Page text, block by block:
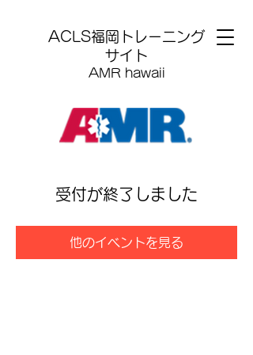
​ACLS福岡トレーニング
サイト
AMR hawaii
受付が終了しました
他のイベントを見る